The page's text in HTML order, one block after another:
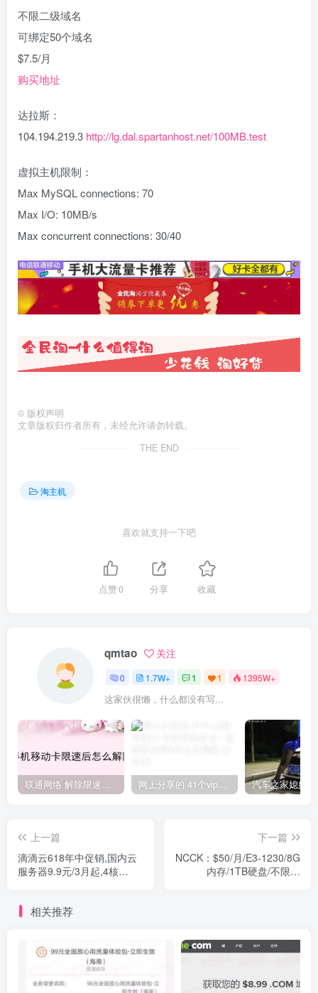
不限二级域名
可绑定50个域名
$7.5/月
购买地址
达拉斯：
104.194.219.3 http://lg.dal.spartanhost.net/100MB.test
虚拟主机限制：
Max MySQL connections: 70
Max I/O: 10MB/s
Max concurrent connections: 30/40
© 版权声明
文章版权归作者所有，未经允许请勿转载。
THE END
淘主机
喜欢就支持一下吧
点赞0 分享 收藏
qmtao 关注
0 1.7W+ 1 1 1395W+
这家伙很懒，什么都没有写...
联通网络 解除限速方法参考！畅享、畅玩、老白干等及其它地区自测了 网上分享的 41个vip解析接口 有需要的拿去~ 免费看全网VIP会员视频
上一篇
滴滴云618年中促销,国内云
服务器9.9元/3月起,4核
下一篇
NCCK：$50/月/E3-1230/8G
内存/1TB硬盘/不限流
相关推荐